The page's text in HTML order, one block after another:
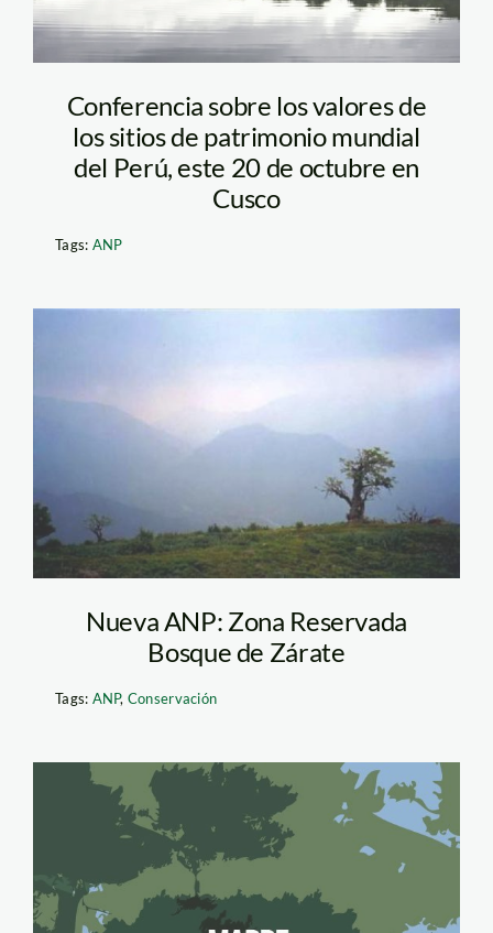
Conferencia sobre los valores de
los sitios de patrimonio mundial
del Perú, este 20 de octubre en
Cusco
Tags: ANP
bosque_zarate_viajeros
Nueva ANP: Zona Reservada
Bosque de Zárate
Tags: ANP, Conservación